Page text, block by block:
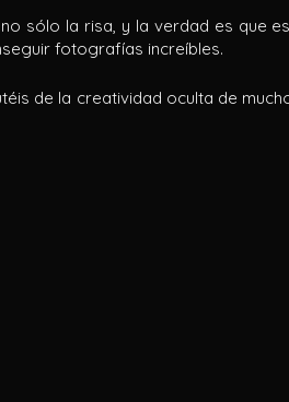
sólo la risa, y la verdad es que
fotografías increíbles.
de la creatividad oculta de